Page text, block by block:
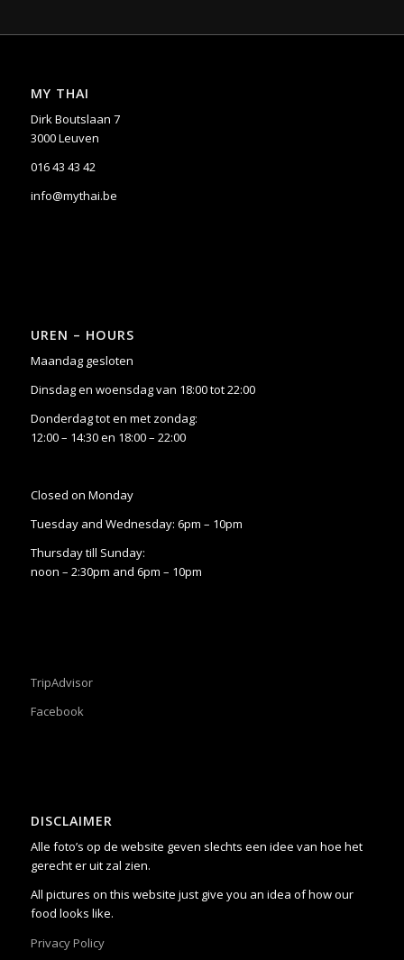
MY THAI
Dirk Boutslaan 7
3000 Leuven
016 43 43 42
info@mythai.be
UREN – HOURS
Maandag gesloten
Dinsdag en woensdag van 18:00 tot 22:00
Donderdag tot en met zondag:
12:00 – 14:30 en 18:00 – 22:00
Closed on Monday
Tuesday and Wednesday: 6pm – 10pm
Thursday till Sunday:
noon – 2:30pm and 6pm – 10pm
TripAdvisor
Facebook
DISCLAIMER
Alle foto’s op de website geven slechts een idee van hoe het
gerecht er uit zal zien.
All pictures on this website just give you an idea of how our
food looks like.
Privacy Policy